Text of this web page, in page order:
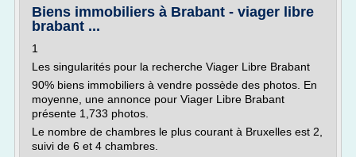
Biens immobiliers à Brabant - viager libre
brabant ...
1
Les singularités pour la recherche Viager Libre Brabant
90% biens immobiliers à vendre possède des photos. En
moyenne, une annonce pour Viager Libre Brabant
présente 1,733 photos.
Le nombre de chambres le plus courant à Bruxelles est 2,
suivi de 6 et 4 chambres.